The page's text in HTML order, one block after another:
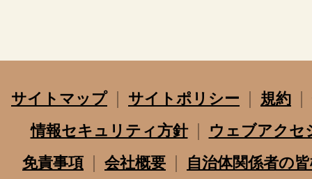
サイトマップ サイトポリシー
規約
情報セキュリティ方針
ウェブアクセ
免責事項
会社概要 自治体関係者の